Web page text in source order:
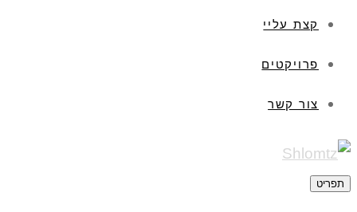
קצת עליי
פרויקטים
צור קשר
תפריט